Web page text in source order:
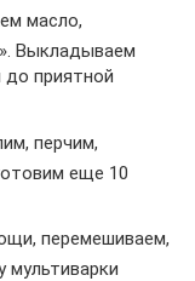
масло,
Выкладываем
до приятной
перчим,
еще 10
перемешиваем,
мультиварки